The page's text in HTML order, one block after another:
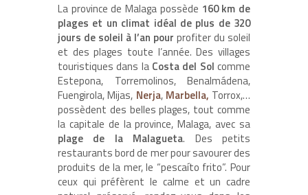
La province de Malaga possède 160 km de
plages et un climat idéal de plus de 320
jours de soleil à l’an pour profiter du soleil
et des plages toute l’année. Des villages
touristiques dans la Costa del Sol comme
Estepona, Torremolinos, Benalmádena,
Fuengirola, Mijas, Nerja, Marbella, Torrox,…
possèdent des belles plages, tout comme
la capitale de la province, Malaga, avec sa
plage de la Malagueta. Des petits
restaurants bord de mer pour savourer des
produits de la mer, le “pescaíto frito”. Pour
ceux qui préfèrent le calme et un cadre